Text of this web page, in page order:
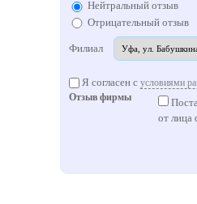
Нейтральный отзыв
Отрицательный отзыв
Филиал
Я согласен с условиями
Отзыв фирмы
от